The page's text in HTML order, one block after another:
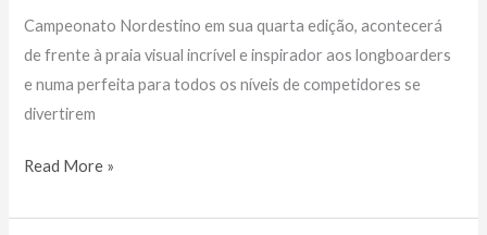
Campeonato Nordestino em sua quarta edição, acontecerá
de frente à praia visual incrível e inspirador aos longboarders
e numa perfeita para todos os níveis de competidores se
divertirem
4º.
Slide
Read More »